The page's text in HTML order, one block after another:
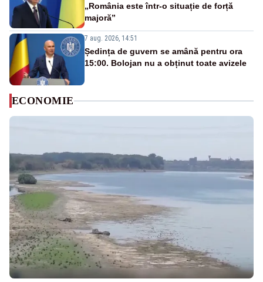
„România este într-o situație de forță
majoră”
7 aug. 2026, 14:51
Ședința de guvern se amână pentru ora
15:00. Bolojan nu a obținut toate avizele
ECONOMIE